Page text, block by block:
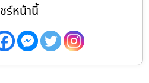
ร์หน้านี้